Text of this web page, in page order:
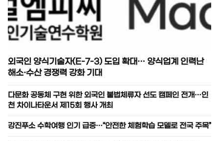
외국인 양식기술자(E-7-3) 도입 확대… 양식업계 인력난
해소·수산 경쟁력 강화 기대
다문화 공동체 구현 위한 외국인 불법체류자 선도 캠페인 전개…인
천 차이나타운서 제15회 행사 개최
강진푸소 수학여행 인기 급증…“안전한 체험학습 모델로 전국 주목”